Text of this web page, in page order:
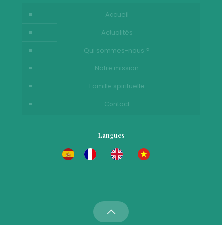
Accueil
Actualités
Qui sommes-nous ?
Notre mission
Famille spirituelle
Contact
Langues